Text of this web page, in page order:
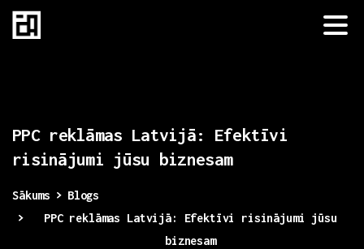
PPC reklāmas Latvijā:
Efektīvi
risinājumi jūsu biznesam
Sākums
Blogs
PPC reklāmas Latvijā: Efektīvi risinājumi jūsu
biznesam